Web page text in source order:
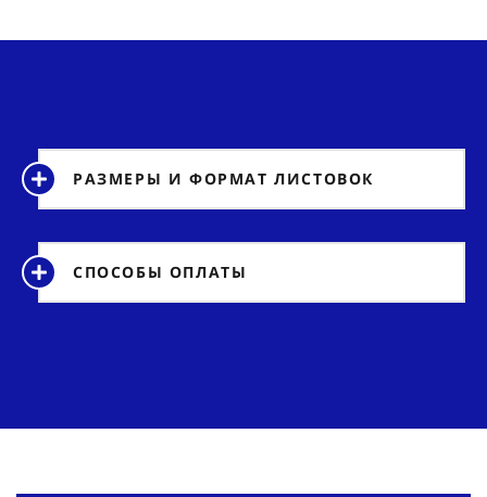
РАЗМЕРЫ И ФОРМАТ ЛИСТОВОК
СПОСОБЫ ОПЛАТЫ